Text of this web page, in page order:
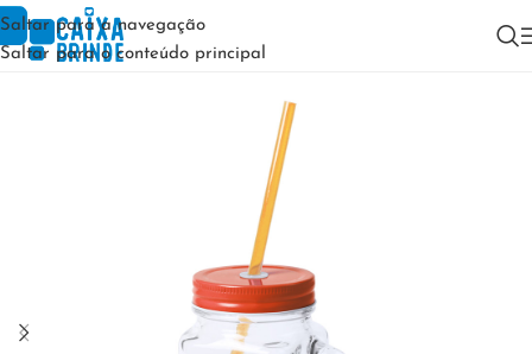
Saltar para a navegação
Saltar para o conteúdo principal